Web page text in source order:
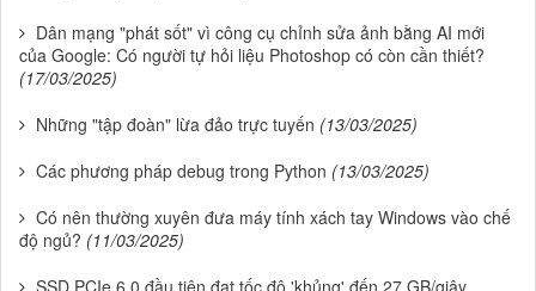
Dân mạng "phát sốt" vì công cụ chỉnh sửa ảnh bằng AI mới
của Google: Có người tự hỏi liệu Photoshop có còn cần thiết?
(17/03/2025)
Những "tập đoàn" lừa đảo trực tuyến (13/03/2025)
Các phương pháp debug trong Python (13/03/2025)
Có nên thường xuyên đưa máy tính xách tay Windows vào chế
độ ngủ? (11/03/2025)